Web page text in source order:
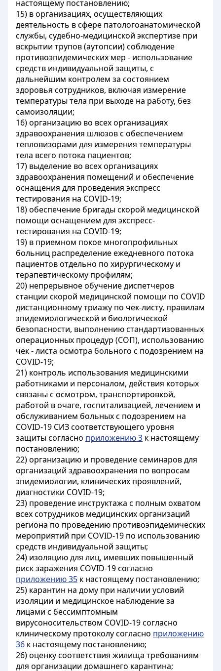
настоящему постановлению;
15) в организациях, осуществляющих
деятельность в сфере патологоанатомической
службы, судебно-медицинской экспертизе при
вскрытии трупов (аутопсии) соблюдение
противоэпидемических мер - использование
средств индивидуальной защиты, с
дальнейшим контролем за состоянием
здоровья сотрудников, включая измерение
температуры тела при выходе на работу, без
самоизоляции;
16) организацию во всех организациях
здравоохранения шлюзов с обеспечением
тепловизорами для измерения температуры
тела всего потока пациентов;
17) выделение во всех организациях
здравоохранения помещений и обеспечение
оснащения для проведения экспресс
тестирования на COVID-19;
18) обеспечение бригады скорой медицинской
помощи оснащением для экспресс-
тестирования на COVID-19;
19) в приемном покое многопрофильных
больниц распределение ежедневного потока
пациентов отдельно по хирургическому и
терапевтическому профилям;
20) непрерывное обучение диспетчеров
станции скорой медицинской помощи по COVID
дистанционному триажу по чек-листу, правилам
эпидемиологической и биологической
безопасности, выполнению стандартизованных
операционных процедур (СОП), использованию
чек - листа осмотра больного с подозрением на
COVID-19;
21) контроль использования медицинскими
работниками и персоналом, действия которых
связаны с осмотром, транспортировкой,
работой в очаге, госпитализацией, лечением и
обслуживанием больных с подозрением на
COVID-19 СИЗ соответствующего уровня
защиты согласно приложению 3 к настоящему
постановлению;
22) организацию и проведение семинаров для
организаций здравоохранения по вопросам
эпидемиологии, клинических проявлений,
диагностики COVID-19;
23) проведение инструктажа с полным охватом
всех сотрудников медицинских организаций
региона по проведению противоэпидемических
мероприятий при COVID-19 по использованию
средств индивидуальной защиты;
24) изоляцию для лиц, имевших повышенный
риск заражения COVID-19 согласно
приложению 35 к настоящему постановлению;
25) карантин на дому при наличии условий
изоляции и медицинское наблюдение за
лицами с бессимптомным
вирусоносительством COVID-19 согласно
клиническому протоколу согласно приложению
36 к настоящему постановлению;
26) оценку соответствия жилища требованиям
для организации домашнего карантина;